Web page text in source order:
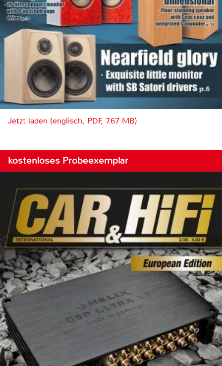
Jetzt laden (englisch, PDF, 7.67 MB)
kostenloses Probeexemplar